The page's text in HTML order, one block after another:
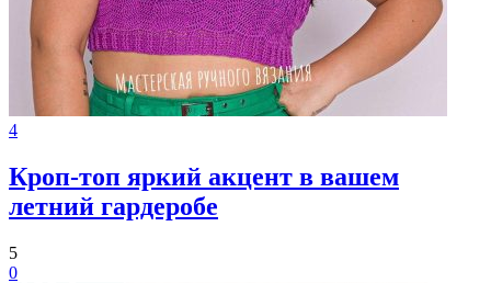
4
Кроп-топ яркий акцент в вашем
летний гардеробе
5
0